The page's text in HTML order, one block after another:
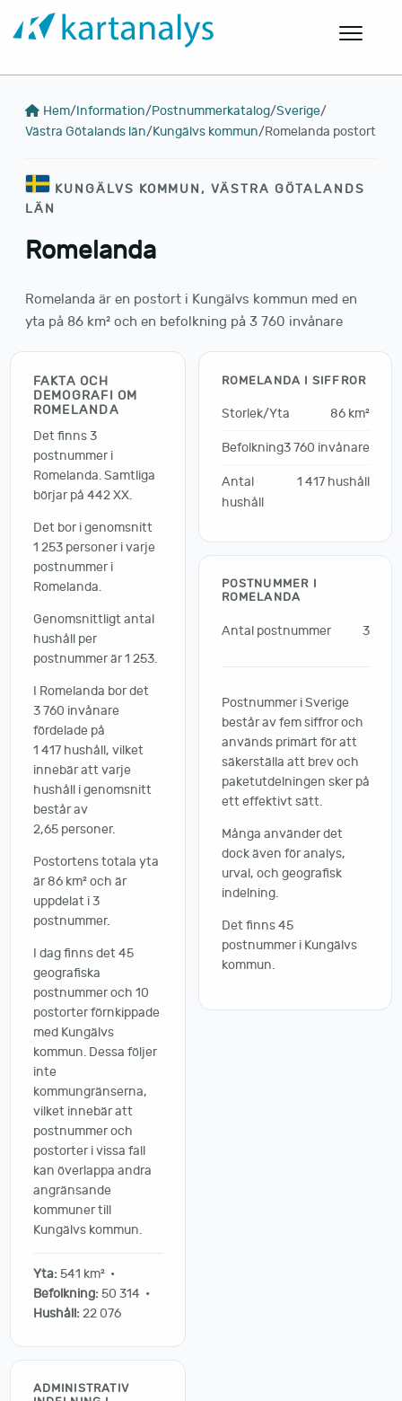
Hem/Information/Postnummerkatalog/Sverige/
Västra Götalands län/Kungälvs kommun/Romelanda postort
KUNGÄLVS KOMMUN, VÄSTRA GÖTALANDS
LÄN
Romelanda
Romelanda är en postort i Kungälvs kommun med en
yta på 86 km² och en befolkning på 3 760 invånare
FAKTA OCH
DEMOGRAFI OM
ROMELANDA
Det finns 3
postnummer i
Romelanda. Samtliga
börjar på 442 XX.
Det bor i genomsnitt
1 253 personer i varje
postnummer i
Romelanda.
Genomsnittligt antal
hushåll per
postnummer är 1 253.
I Romelanda bor det
3 760 invånare
fördelade på
1 417 hushåll, vilket
innebär att varje
hushåll i genomsnitt
består av
2,65 personer.
Postortens totala yta
är 86 km² och är
uppdelat i 3
postnummer.
I dag finns det 45
geografiska
postnummer och 10
postorter förnkippade
med Kungälvs
kommun. Dessa följer
inte
kommungränserna,
vilket innebär att
postnummer och
postorter i vissa fall
kan överlappa andra
angränsande
kommuner till
Kungälvs kommun.
Yta:541 km² •
Befolkning:50 314 •
Hushåll:22 076
ADMINISTRATIV
ROMELANDA I SIFFROR
Storlek/Yta 86 km²
Befolkning3 760 invånare
Antal
hushåll
1 417 hushåll
POSTNUMMER I
ROMELANDA
Antal postnummer 3
Postnummer i Sverige
består av fem siffror och
används primärt för att
säkerställa att brev och
paketutdelningen sker på
ett effektivt sätt.
Många använder det
dock även för analys,
urval, och geografisk
indelning.
Det finns 45
postnummer i Kungälvs
kommun.